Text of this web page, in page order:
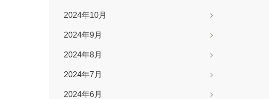
2024年10月
2024年9月
2024年8月
2024年7月
2024年6月